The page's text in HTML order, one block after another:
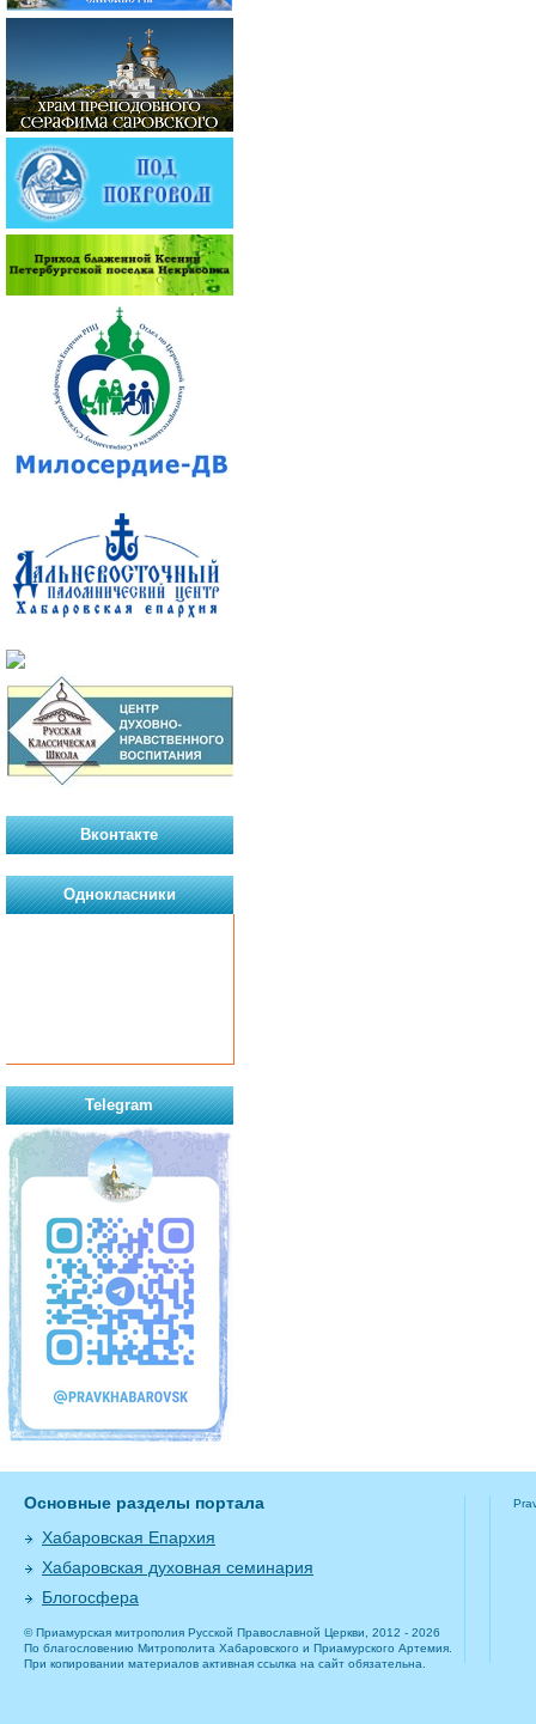
Вконтакте
Однокласники
Telegram
Основные разделы портала
Хабаровская Епархия
Хабаровская духовная семинария
Блогосфера
© Приамурская митрополия Русской Православной Церкви, 2012 - 2026
По благословению Митрополита Хабаровского и Приамурского Артемия.
При копировании материалов активная ссылка на сайт обязательна.